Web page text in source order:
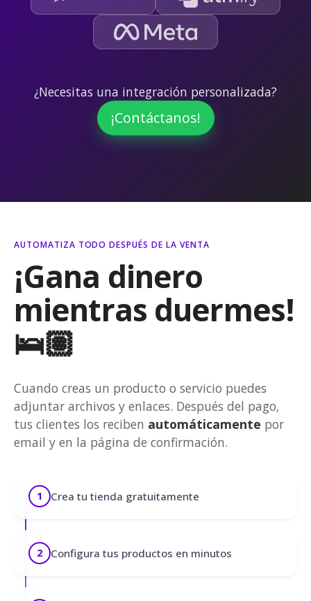
¿Necesitas una integración personalizada?
¡Contáctanos!
AUTOMATIZA TODO DESPUÉS DE LA VENTA
¡Gana dinero
mientras duermes!
🛌🏽
Cuando creas un producto o servicio puedes
adjuntar archivos y enlaces. Después del pago,
tus clientes los reciben automáticamente por
email y en la página de confirmación.
1 Crea tu tienda gratuitamente
2 Configura tus productos en minutos